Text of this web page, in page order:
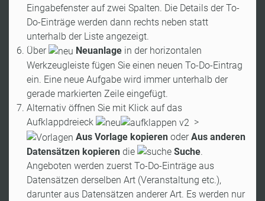
Eingabefenster auf zwei Spalten. Die Details der To-
Do-Einträge werden dann rechts neben statt
unterhalb der Liste angezeigt.
Über
Neuanlage in der horizontalen
Werkzeugleiste fügen Sie einen neuen To-Do-Eintrag
ein. Eine neue Aufgabe wird immer unterhalb der
gerade markierten Zeile eingefügt.
Alternativ öffnen Sie mit Klick auf das
Aufklappdreieck
>
Aus Vorlage kopieren oderAus anderen
Datensätzen kopieren die Suche.
Angeboten werden zuerst To-Do-Einträge aus
Datensätzen derselben Art (Veranstaltung etc.),
darunter aus Datensätzen anderer Art. Es werden nur